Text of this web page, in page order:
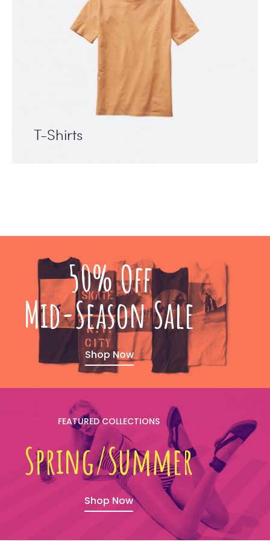
T-Shirts
50% Off
Mid-Season Sale
Shop Now
FEATURED COLLECTIONS
Spring/Summer
Shop Now